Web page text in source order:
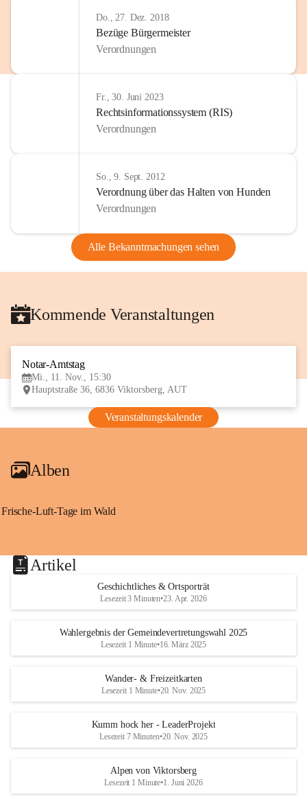
Do., 27. Dez. 2018
Bezüge Bürgermeister
Verordnungen
Fr., 30. Juni 2023
Rechtsinformationssystem (RIS)
Verordnungen
So., 9. Sept. 2012
Verordnung über das Halten von Hunden
Verordnungen
Alle Bekanntmachungen sehen
Kommende Veranstaltungen
Notar-Amtstag
Mi., 11. Nov., 15:30
Hauptstraße 36, 6836 Viktorsberg, AUT
Veranstaltungskalender
Alben
Frische-Luft-Tage im Wald
Artikel
Geschichtliches & Ortsporträt
Lesezeit 3 Minuten•23. Apr. 2026
Wahlergebnis der Gemeindevertretungswahl 2025
Lesezeit 1 Minute•16. März 2025
Wander- & Freizeitkarten
Lesezeit 1 Minute•20. Nov. 2025
Kumm hock her - LeaderProjekt
Lesezeit 7 Minuten•20. Nov. 2025
Alpen von Viktorsberg
Lesezeit 1 Minute•1. Juni 2026